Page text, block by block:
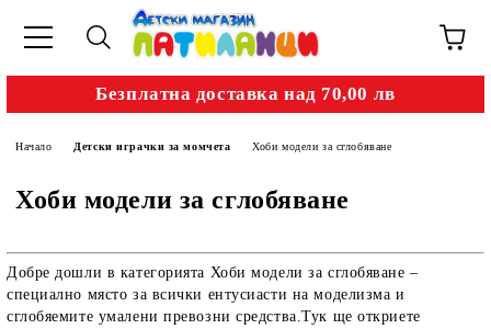
Безплатна доставка над 70,00 лв
Начало Детски играчки за момчета Хоби модели за сглобяване
Хоби модели за сглобяване
Добре дошли в категорията Хоби модели за сглобяване –
специално място за всички ентусиасти на моделизма и
сглобяемите умалени превозни средства.Тук ще откриете